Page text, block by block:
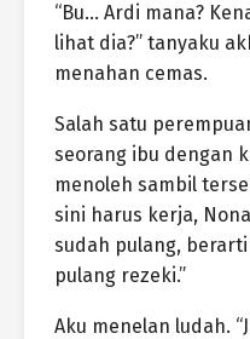
“Bu… Ardi mana?
lihat dia?” tanyaku
menahan cemas.
Salah satu
seorang ibu dengan
menoleh sambil
sini harus kerja,
sudah pulang,
pulang rezeki.”
Aku menelan ludah.